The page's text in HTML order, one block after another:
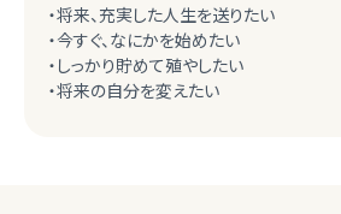
・将来、充実した人生を送りたい
・今すぐ、なにかを始めたい
・しっかり貯めて殖やしたい
・将来の自分を変えたい